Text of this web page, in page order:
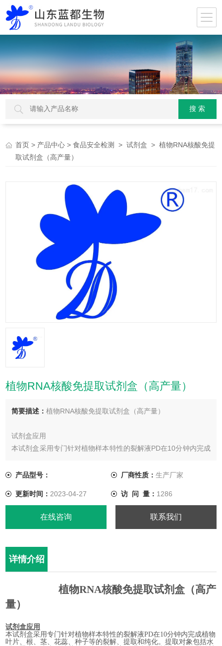
首页 > 产品中心 >食品安全检测 >试剂盒 > 植物RNA核酸免提
取试剂盒（高产量）
植物RNA核酸免提取试剂盒（高产量）
简要描述：植物RNA核酸免提取试剂盒（高产量）
试剂盒应用
本试剂盒采用专门针对植物样本特性的裂解液PD在10分钟内完成
象包括水稻、玉米、小麦、油菜等作物。裂解液PD具有高效性
需使用蛋白酶K等酶类制剂。该配方中含有RNA保护剂，能够抑
产品型号： 厂商性质： 生产厂家
更新时间： 2023-04-27 访 问 量： 1286
在线咨询 联系我们
详情介绍
植物RNA核酸免提取试剂盒（高产
量）
试剂盒应用
本试剂盒采用专门针对植物样本特性的裂解液PD在10分钟内完成植物
叶片、根、茎、花蕊、种子等的裂解、提取和纯化。提取对象包括水